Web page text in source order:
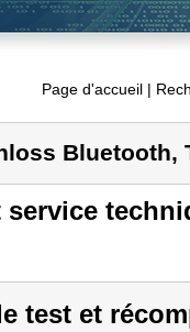
Page d'accueil |
Bluetooth,
test et